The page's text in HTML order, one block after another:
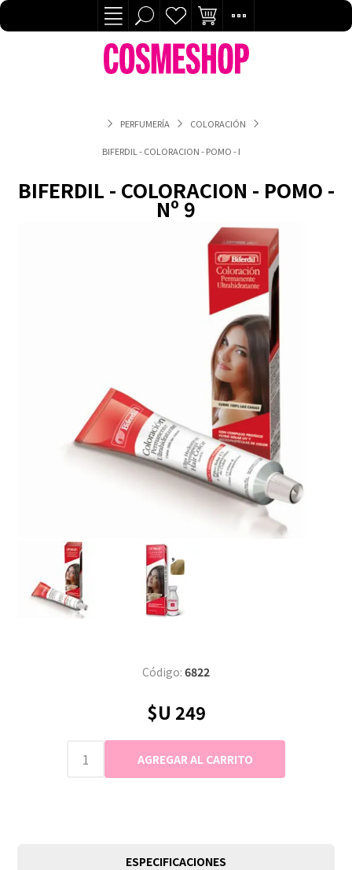
PERFUMERÍA COLORACIÓN
BIFERDIL - COLORACION - POMO - Nº 9
BIFERDIL - COLORACION - POMO -
Nº 9
Código: 6822
$U 249
ESPECIFICACIONES